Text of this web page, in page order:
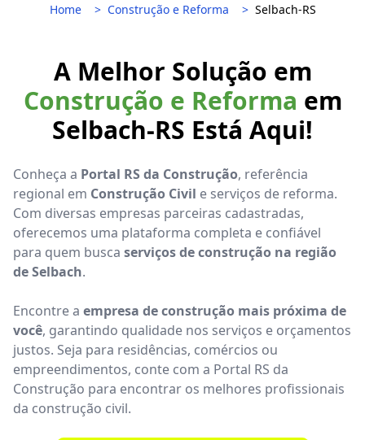
Home Construção e Reforma Selbach-RS
A Melhor Solução em
Construção e Reforma em
Selbach-RS Está Aqui!
Conheça a Portal RS da Construção, referência
regional em Construção Civil e serviços de reforma.
Com diversas empresas parceiras cadastradas,
oferecemos uma plataforma completa e confiável
para quem busca serviços de construção na região
de Selbach.
Encontre a empresa de construção mais próxima de
você, garantindo qualidade nos serviços e orçamentos
justos. Seja para residências, comércios ou
empreendimentos, conte com a Portal RS da
Construção para encontrar os melhores profissionais
da construção civil.